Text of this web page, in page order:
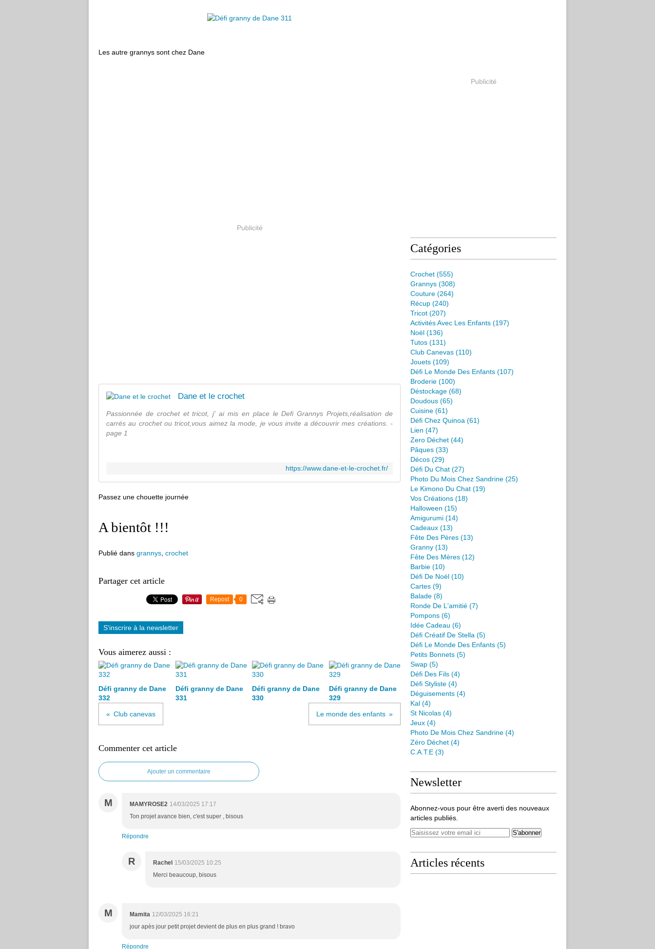
Les autre grannys sont chez Dane
Publicité
Dane et le crochet
Passionnée de crochet et tricot, j' ai mis en place le Defi Grannys Projets,réalisation de
carrés au crochet ou tricot,vous aimez la mode, je vous invite a découvrir mes créations. -
page 1
https://www.dane-et-le-crochet.fr/
Passez une chouette journée
A bientôt !!!
Publié dans grannys crochet
Partager cet article
Repost 0
S'inscrire à la newsletter
Vous aimerez aussi :
Défi granny de Dane
332
Défi granny de Dane
331
Défi granny de Dane
330
Défi granny de Dane
329
Club canevas Le monde des enfants
Commenter cet article
Ajouter un commentaire
M MAMYROSE2 14/03/2025 17:17
Ton projet avance bien, c'est super , bisous
Répondre
R Rachel 15/03/2025 10:25
Merci beaucoup, bisous
M Mamita 12/03/2025 16:21
jour apès jour petit projet devient de plus en plus grand ! bravo
Répondre
Publicité
Catégories
Crochet (555)
Grannys (308)
Couture (264)
Récup (240)
Tricot (207)
Activités Avec Les Enfants (197)
Noël (136)
Tutos (131)
Club Canevas (110)
Jouets (109)
Défi Le Monde Des Enfants (107)
Broderie (100)
Déstockage (68)
Doudous (65)
Cuisine (61)
Défi Chez Quinoa (61)
Lien (47)
Zero Déchet (44)
Pâques (33)
Décos (29)
Défi Du Chat (27)
Photo Du Mois Chez Sandrine (25)
Le Kimono Du Chat (19)
Vos Créations (18)
Halloween (15)
Amigurumi (14)
Cadeaux (13)
Fête Des Pères (13)
Granny (13)
Fête Des Mères (12)
Barbie (10)
Défi De Noël (10)
Cartes (9)
Balade (8)
Ronde De L'amitié (7)
Pompons (6)
Idée Cadeau (6)
Défi Créatif De Stella (5)
Défi Le Monde Des Enfants (5)
Petits Bonnets (5)
Swap (5)
Défi Des Fils (4)
Défi Styliste (4)
Déguisements (4)
Kal (4)
St Nicolas (4)
Jeux (4)
Photo De Mois Chez Sandrine (4)
Zéro Déchet (4)
C.a.t.e (3)
Newsletter
Abonnez-vous pour être averti des nouveaux
articles publiés.
Articles récents